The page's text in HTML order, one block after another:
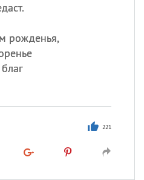
рожденья,
221